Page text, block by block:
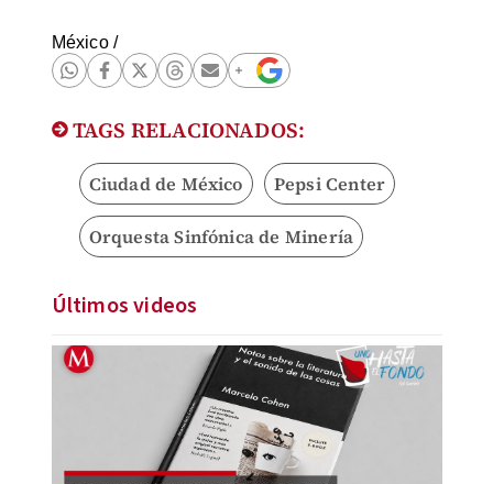
México/
TAGS RELACIONADOS:
Ciudad de México Pepsi Center
Orquesta Sinfónica de Minería
Últimos videos